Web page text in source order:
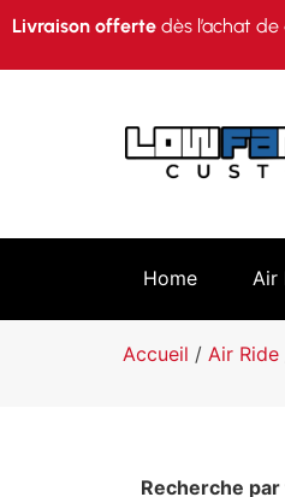
Livraison offerte dès l’achat de
Home Air
Accueil / Air Ride
Recherche